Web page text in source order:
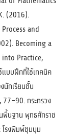
(2016).
and
Becoming a
into Practice,
บบฝึกที่ใช้เทคนิค
นักเรียนชั้น
กระทรวง
พื้นฐาน พุทธศักราช
รงพิมพ์ชุมนุม